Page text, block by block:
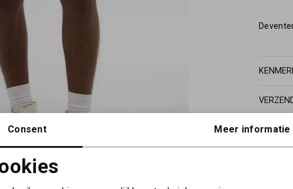
Noodzakelijke cookies
Consent Meer informatie